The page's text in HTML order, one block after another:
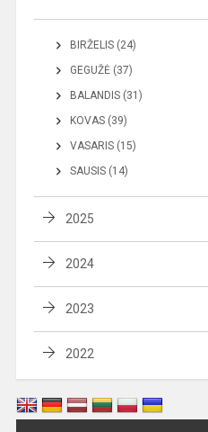
BIRŽELIS (24)
GEGUŽĖ (37)
BALANDIS (31)
KOVAS (39)
VASARIS (15)
SAUSIS (14)
2025
2024
2023
2022